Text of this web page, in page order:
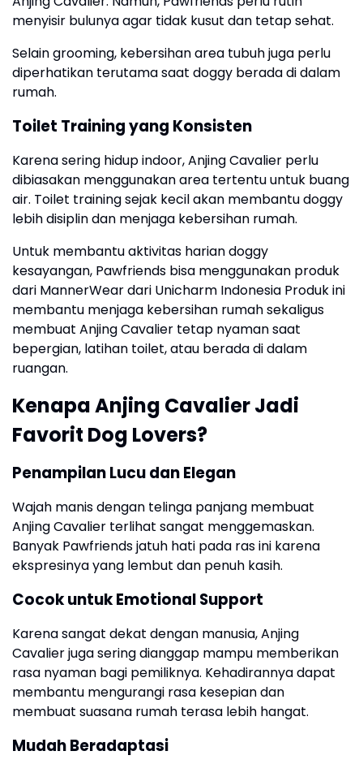
menyisir bulunya agar tidak kusut dan tetap sehat.
Selain grooming, kebersihan area tubuh juga perlu
diperhatikan terutama saat doggy berada di dalam
rumah.
Toilet Training yang Konsisten
Karena sering hidup indoor, Anjing Cavalier perlu
dibiasakan menggunakan area tertentu untuk buang
air. Toilet training sejak kecil akan membantu doggy
lebih disiplin dan menjaga kebersihan rumah.
Untuk membantu aktivitas harian doggy
kesayangan, Pawfriends bisa menggunakan produk
dari MannerWear dari Unicharm Indonesia Produk ini
membantu menjaga kebersihan rumah sekaligus
membuat Anjing Cavalier tetap nyaman saat
bepergian, latihan toilet, atau berada di dalam
ruangan.
Kenapa Anjing Cavalier Jadi
Favorit Dog Lovers?
Penampilan Lucu dan Elegan
Wajah manis dengan telinga panjang membuat
Anjing Cavalier terlihat sangat menggemaskan.
Banyak Pawfriends jatuh hati pada ras ini karena
ekspresinya yang lembut dan penuh kasih.
Cocok untuk Emotional Support
Karena sangat dekat dengan manusia, Anjing
Cavalier juga sering dianggap mampu memberikan
rasa nyaman bagi pemiliknya. Kehadirannya dapat
membantu mengurangi rasa kesepian dan
membuat suasana rumah terasa lebih hangat.
Mudah Beradaptasi